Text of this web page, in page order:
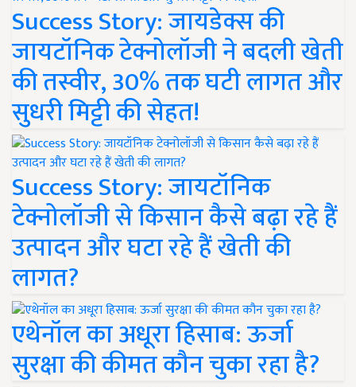
Success Story: जायडेक्स की
जायटॉनिक टेक्नोलॉजी ने बदली खेती
की तस्वीर, 30% तक घटी लागत और
सुधरी मिट्टी की सेहत!
Success Story: जायटॉनिक
टेक्नोलॉजी से किसान कैसे बढ़ा रहे हैं
उत्पादन और घटा रहे हैं खेती की
लागत?
एथेनॉल का अधूरा हिसाब: ऊर्जा
सुरक्षा की कीमत कौन चुका रहा है?